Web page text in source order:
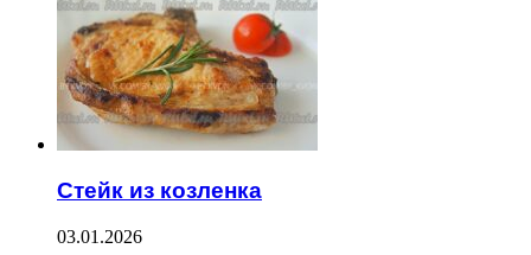
Стейк из козленка
03.01.2026